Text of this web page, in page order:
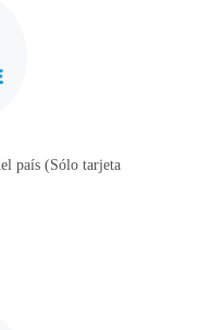
país (Sólo tarjeta